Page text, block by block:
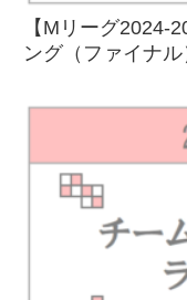
【Mリーグ2024-
ング（ファイナル